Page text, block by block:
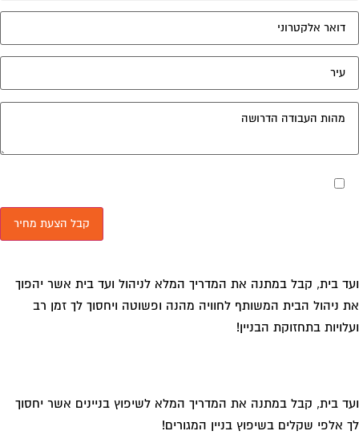
מאשר את תנאי הפרטיות
בית, קבל במתנה את המדריך המלא לניהול ועד בית אשר יהפוך
ניהול הבית המשותף לחוויה מהנה ופשוטה ויחסוך לך זמן רב
בתחזוקת הבניין!
בית, קבל במתנה את המדריך המלא לשיפוץ בניינים אשר יחסוך
אלפי שקלים בשיפוץ בניין המגורים!